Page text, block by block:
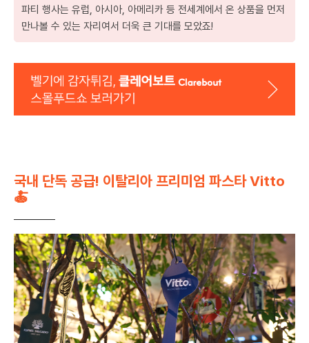
파티 행사는 유럽, 아시아, 아메리카 등 전세계에서 온 상품을 먼저
만나볼 수 있는 자리여서 더욱 큰 기대를 모았죠!
국내 단독 공급! 이탈리아 프리미엄 파스타 Vitto
🍝